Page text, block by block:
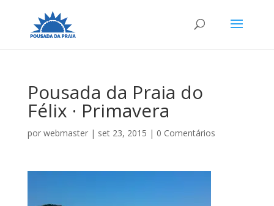
Pousada da Praia do
Félix · Primavera
por webmaster| set 23, 2015 | 0 Comentários